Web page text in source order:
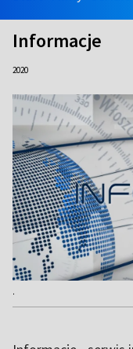
Informacje
2020
.